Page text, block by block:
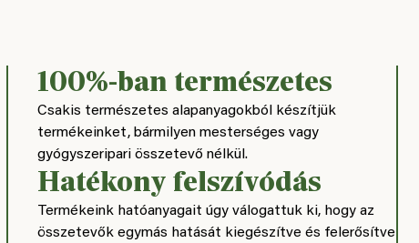
100%-ban természetes
Csakis természetes alapanyagokból készítjük
termékeinket, bármilyen mesterséges vagy
gyógyszeripari összetevő nélkül.
Hatékony felszívódás
Termékeink hatóanyagait úgy válogattuk ki, hogy az
összetevők egymás hatását kiegészítve és felerősítve